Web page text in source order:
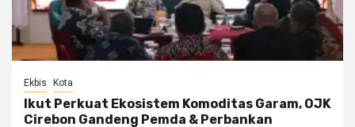
Ekbis Kota
Ikut Perkuat Ekosistem Komoditas Garam, OJK
Cirebon Gandeng Pemda & Perbankan